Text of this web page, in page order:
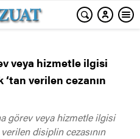
veya hizmetle ilgisi
verilen cezanın
görev veya hizmetle ilgisi
disiplin cezasının